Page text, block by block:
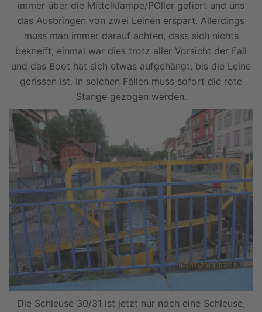
immer über die Mittelklampe/POller gefiert und uns
das Ausbringen von zwei Leinen erspart. Allerdings
muss man immer darauf achten, dass sich nichts
bekneift, einmal war dies trotz aller Vorsicht der Fall
und das Boot hat sich etwas aufgehängt, bis die Leine
gerissen ist. In solchen Fällen muss sofort die rote
Stange gezogen werden.
Die Schleuse 30/31 ist jetzt nur noch eine Schleuse,